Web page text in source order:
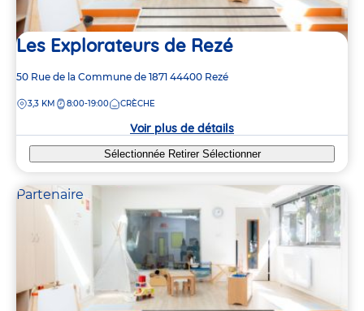
Les Explorateurs de Rezé
Adresse
la
50 Rue de la Commune de 1871 44400 Rezé
DISTANCE
3,3 KM 8:00-19:00 CRÈCHE
Voir plus de détails
Sélectionnée Retirer Sélectionner
Partenaire